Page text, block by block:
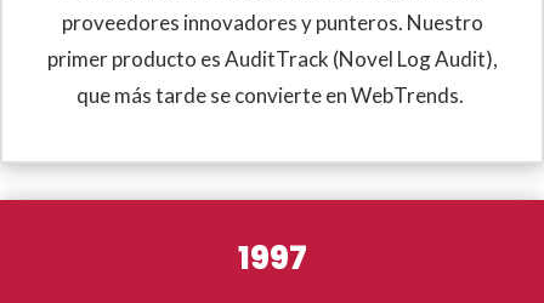
proveedores innovadores y punteros. Nuestro
primer producto es AuditTrack (Novel Log Audit),
que más tarde se convierte en WebTrends.
1997